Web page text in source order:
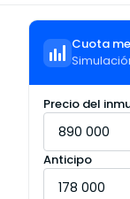
Cuota
Precio del
Anticipo